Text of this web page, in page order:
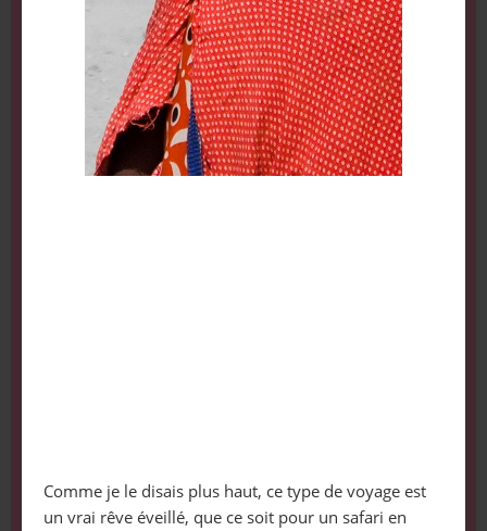
Comme je le disais plus haut, ce type de voyage est
un vrai rêve éveillé, que ce soit pour un safari en